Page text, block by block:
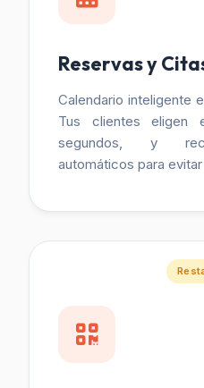
Reservas y
Calendario inteligente
Tus clientes
segundos, y
automáticos para